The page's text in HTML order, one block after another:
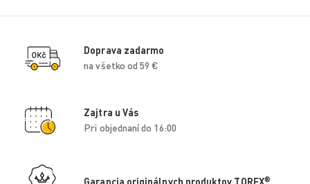
Doprava zadarmo
na všetko od 59 €
Zajtra u Vás
Pri objednaní do 16:00
Garancia originálnych produktov TOREX®